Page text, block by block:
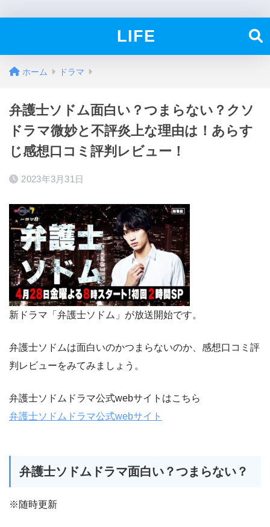
LIFE
ホーム ドラマ
弁護士ソドム面白い？つまらない？クソ
ドラマ微妙と不評炎上な理由は！あらす
じ感想口コミ評判レビュー！
2023年3月31日
新ドラマ「弁護士ソドム」が放送開始です。
弁護士ソドムは面白いのかつまらないのか、感想口コミ評
判レビューをみてみましょう。
弁護士ソドムドラマ公式webサイトはこちら
弁護士ソドムドラマ公式webサイト
弁護士ソドムドラマ面白い？つまらない？
※随時更新